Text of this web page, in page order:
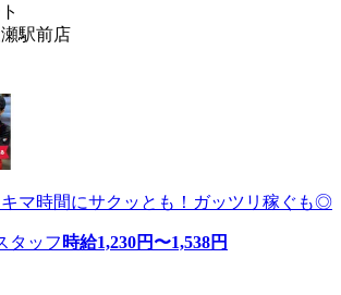
駅前店
キマ時間にサクッとも！ガッツリ稼ぐも◎
タッフ 時給1,230円〜1,538円